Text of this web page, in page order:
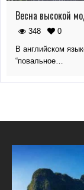
Весна высокой
348
0
В английском
“повальное…